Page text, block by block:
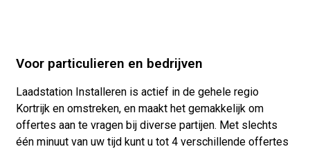
Voor particulieren en bedrijven
Laadstation Installeren is actief in de gehele regio
Kortrijk en omstreken, en maakt het gemakkelijk om
offertes aan te vragen bij diverse partijen. Met slechts
één minuut van uw tijd kunt u tot 4 verschillende offertes